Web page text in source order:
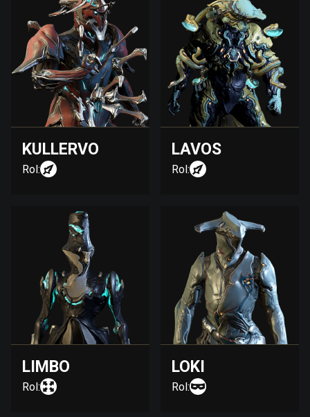
KULLERVO
Rol:
LAVOS
Rol:
LIMBO
Rol:
LOKI
Rol: